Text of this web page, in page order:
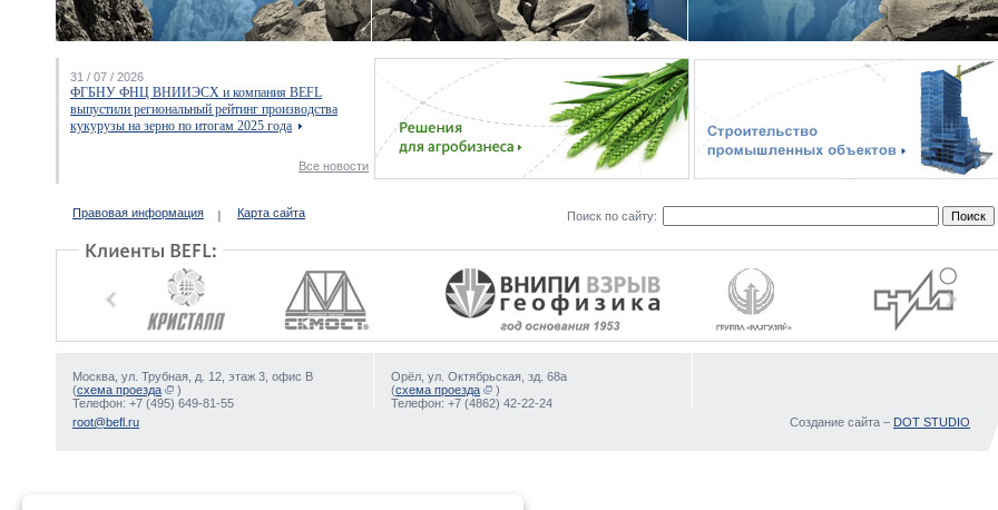
31 / 07 / 2026
ФГБНУ ФНЦ ВНИИЭСХ и компания BEFL
выпустили региональный рейтинг производства
кукурузы на зерно по итогам 2025 года
Все новости
Правовая информация Карта сайта Поиск по сайту:
Москва, ул. Трубная, д. 12, этаж 3, офис В
(схема проезда
)
Телефон: +7 (495) 649-81-55
Орёл, ул. Октябрьская, зд. 68а
(схема проезда
)
Телефон: +7 (4862) 42-22-24
root@befl.ru
Создание сайта – DOT STUDIO